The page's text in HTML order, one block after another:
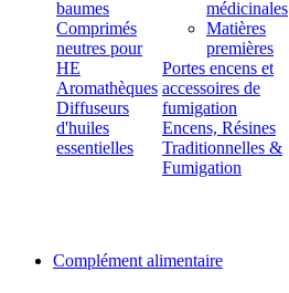
baumes
Comprimés
neutres pour
HE
Aromathèques
Diffuseurs
d'huiles
essentielles
médicinales
Matières
premières
Portes encens et
accessoires de
fumigation
Encens, Résines
Traditionnelles &
Fumigation
Complément alimentaire